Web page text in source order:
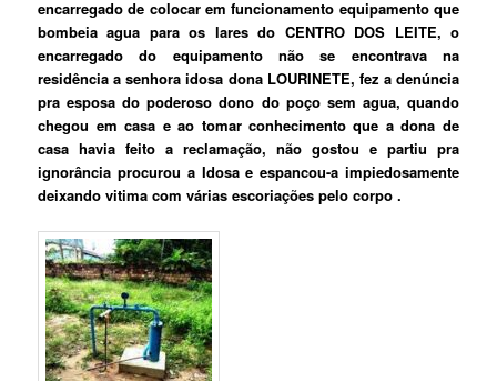
encarregado de colocar em funcionamento equipamento que
bombeia agua para os lares do CENTRO DOS LEITE, o
encarregado do equipamento não se encontrava na
residência a senhora idosa dona LOURINETE, fez a denúncia
pra esposa do poderoso dono do poço sem agua, quando
chegou em casa e ao tomar conhecimento que a dona de
casa havia feito a reclamação, não gostou e partiu pra
ignorância procurou a Idosa e espancou-a impiedosamente
deixando vitima com várias escoriações pelo corpo .